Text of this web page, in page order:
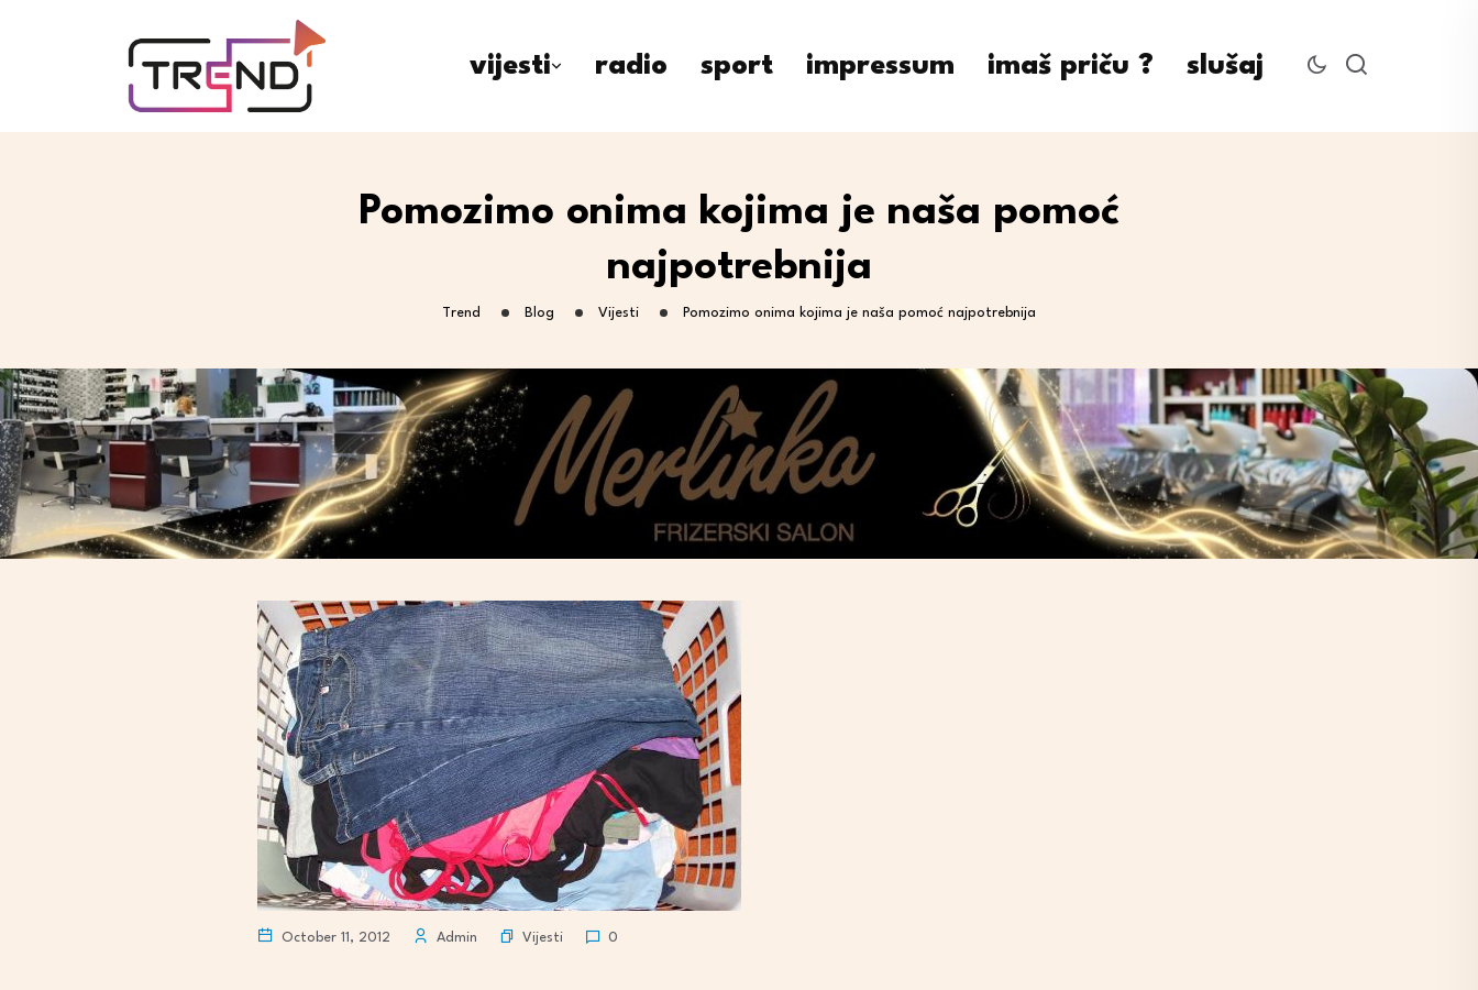
vijesti radio sport impressum imaš priču ? slušaj
Pomozimo onima kojima je naša pomoć
najpotrebnija
Trend Blog Vijesti Pomozimo onima kojima je naša pomoć najpotrebnija
October 11, 2012 Admin Vijesti 0